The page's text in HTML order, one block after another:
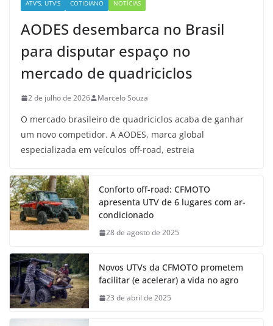
ATV'S, UTV'S COTIDIANO NOTÍCIAS
AODES desembarca no Brasil
para disputar espaço no
mercado de quadriciclos
2 de julho de 2026 Marcelo Souza
O mercado brasileiro de quadriciclos acaba de ganhar
um novo competidor. A AODES, marca global
especializada em veículos off-road, estreia
Conforto off-road: CFMOTO
apresenta UTV de 6 lugares com ar-
condicionado
28 de agosto de 2025
Novos UTVs da CFMOTO prometem
facilitar (e acelerar) a vida no agro
23 de abril de 2025